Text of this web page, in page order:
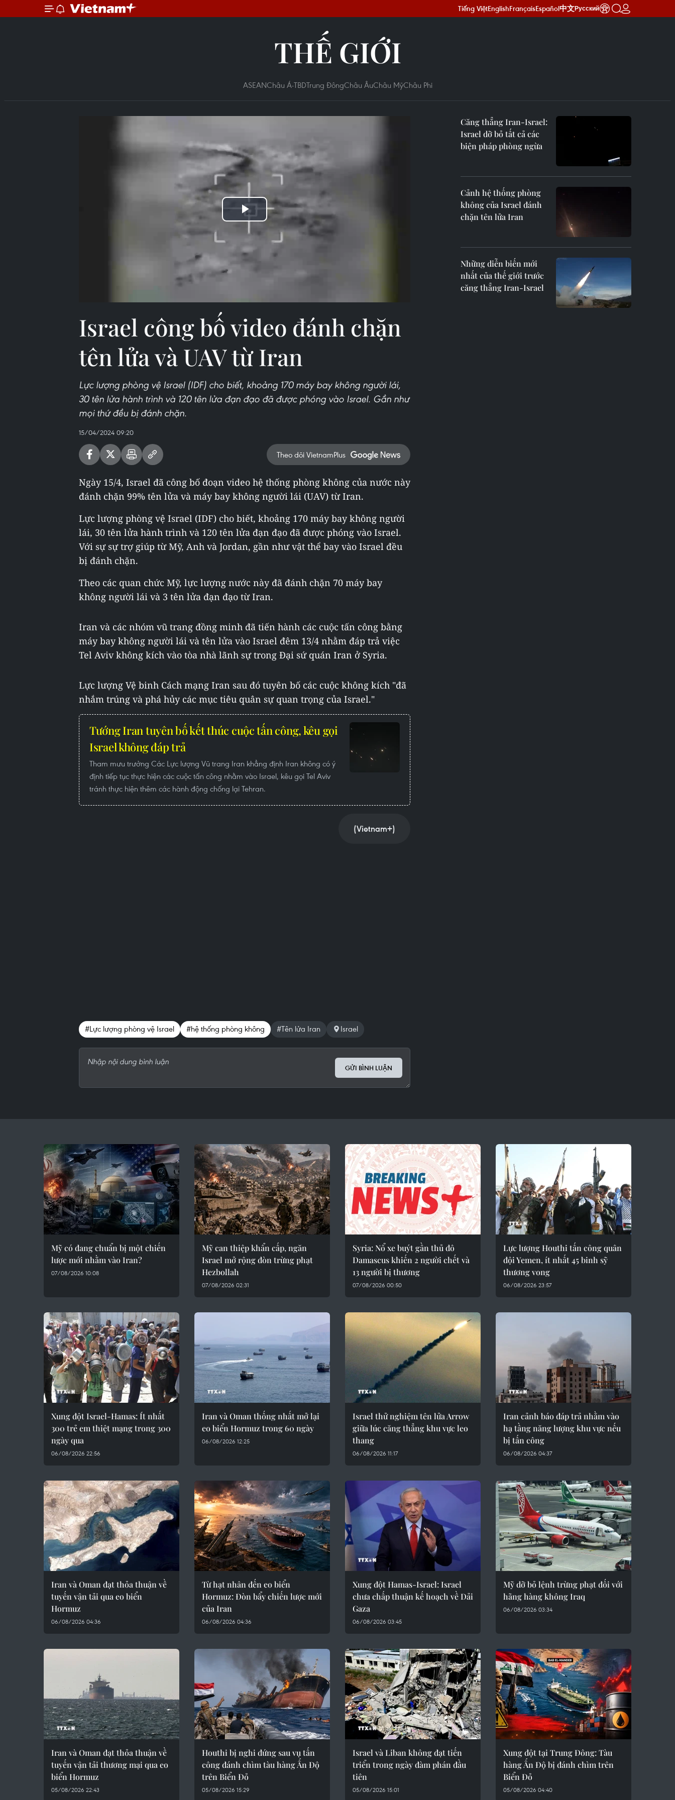
Tiếng ViệtEnglishFrançaisEspañol中文Русский
THẾ GIỚI
ASEANChâu Á-TBDTrung ĐôngChâu ÂuChâu MỹChâu Phi
Play
Video
Israel công bố video đánh chặn
tên lửa và UAV từ Iran
Lực lượng phòng vệ Israel (IDF) cho biết, khoảng 170 máy bay không người lái,
30 tên lửa hành trình và 120 tên lửa đạn đạo đã được phóng vào Israel. Gần như
mọi thứ đều bị đánh chặn.
15/04/2024 09:20
Theo dõi VietnamPlus
Ngày 15/4, Israel đã công bố đoạn video hệ thống phòng không của nước này
đánh chặn 99% tên lửa và máy bay không người lái (UAV) từ Iran.
Lực lượng phòng vệ Israel (IDF) cho biết, khoảng 170 máy bay không người
lái, 30 tên lửa hành trình và 120 tên lửa đạn đạo đã được phóng vào Israel.
Với sự sự trợ giúp từ Mỹ, Anh và Jordan, gần như vật thể bay vào Israel đều
bị đánh chặn.
Theo các quan chức Mỹ, lực lượng nước này đã đánh chặn 70 máy bay
không người lái và 3 tên lửa đạn đạo từ Iran.
Iran và các nhóm vũ trang đồng minh đã tiến hành các cuộc tấn công bằng
máy bay không người lái và tên lửa vào Israel đêm 13/4 nhằm đáp trả việc
Tel Aviv không kích vào tòa nhà lãnh sự trong Đại sứ quán Iran ở Syria.
Lực lượng Vệ binh Cách mạng Iran sau đó tuyên bố các cuộc không kích "đã
nhắm trúng và phá hủy các mục tiêu quân sự quan trọng của Israel."
Tướng Iran tuyên bố kết thúc cuộc tấn công, kêu gọi
Israel không đáp trả
Tham mưu trưởng Các Lực lượng Vũ trang Iran khẳng định Iran không có ý
định tiếp tục thực hiện các cuộc tấn công nhằm vào Israel, kêu gọi Tel Aviv
tránh thực hiện thêm các hành động chống lại Tehran.
(Vietnam+)
#Lực lượng phòng vệ Israel #hệ thống phòng không #Tên lửa Iran Israel
GỬI BÌNH LUẬN
Căng thẳng Iran-Israel:
Israel dỡ bỏ tất cả các
biện pháp phòng ngừa
Cảnh hệ thống phòng
không của Israel đánh
chặn tên lửa Iran
Những diễn biến mới
nhất của thế giới trước
căng thẳng Iran-Israel
Mỹ có đang chuẩn bị một chiến
lược mới nhằm vào Iran?
07/08/2026 10:08
Mỹ can thiệp khẩn cấp, ngăn
Israel mở rộng đòn trừng phạt
Hezbollah
07/08/2026 02:31
Syria: Nổ xe buýt gần thủ đô
Damascus khiến 2 người chết và
13 người bị thương
07/08/2026 00:50
Lực lượng Houthi tấn công quân
đội Yemen, ít nhất 45 binh sỹ
thương vong
06/08/2026 23:57
Xung đột Israel-Hamas: Ít nhất
300 trẻ em thiệt mạng trong 300
ngày qua
06/08/2026 22:56
Iran và Oman thống nhất mở lại
eo biển Hormuz trong 60 ngày
06/08/2026 12:25
Israel thử nghiệm tên lửa Arrow
giữa lúc căng thẳng khu vực leo
thang
06/08/2026 11:17
Iran cảnh báo đáp trả nhằm vào
hạ tầng năng lượng khu vực nếu
bị tấn công
06/08/2026 04:37
Iran và Oman đạt thỏa thuận về
tuyến vận tải qua eo biển
Hormuz
06/08/2026 04:36
Từ hạt nhân đến eo biển
Hormuz: Đòn bẩy chiến lược mới
của Iran
06/08/2026 04:36
Xung đột Hamas-Israel: Israel
chưa chấp thuận kế hoạch về Dải
Gaza
06/08/2026 03:45
Mỹ dỡ bỏ lệnh trừng phạt đối với
hãng hàng không Iraq
06/08/2026 03:34
Iran và Oman đạt thỏa thuận về
tuyến vận tải thương mại qua eo
biển Hormuz
05/08/2026 22:43
Houthi bị nghi đứng sau vụ tấn
công đánh chìm tàu hàng Ấn Độ
trên Biển Đỏ
05/08/2026 15:29
Israel và Liban không đạt tiến
triển trong ngày đàm phán đầu
tiên
05/08/2026 15:01
Xung đột tại Trung Đông: Tàu
hàng Ấn Độ bị đánh chìm trên
Biển Đỏ
05/08/2026 04:40